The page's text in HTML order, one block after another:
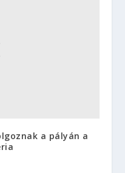
a pályán a